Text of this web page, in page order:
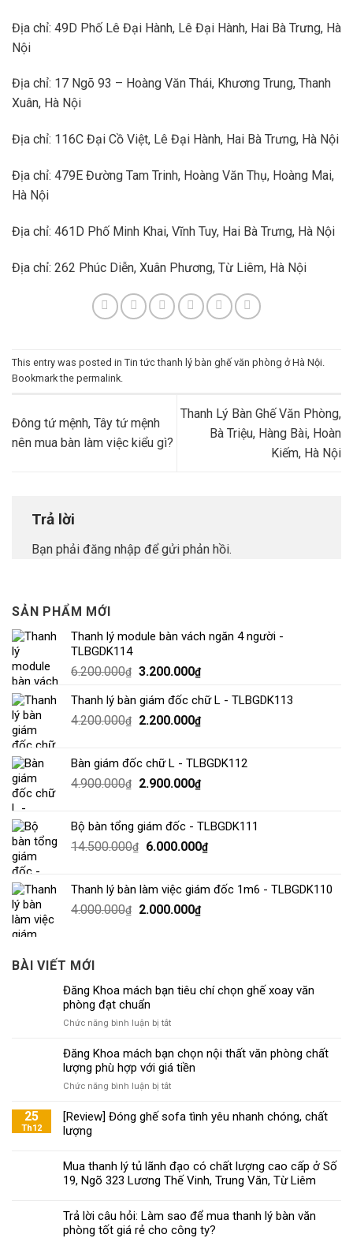
SẢN PHẨM MỚI
Thanh lý module bàn vách ngăn 4 người -
TLBGDK114
6.200.000₫ 3.200.000₫
Thanh lý bàn giám đốc chữ L - TLBGDK113
4.200.000₫ 2.200.000₫
Bàn giám đốc chữ L - TLBGDK112
4.900.000₫ 2.900.000₫
Bộ bàn tổng giám đốc - TLBGDK111
14.500.000₫ 6.000.000₫
Thanh lý bàn làm việc giám đốc 1m6 - TLBGDK110
4.000.000₫ 2.000.000₫
BÀI VIẾT MỚI
Đăng Khoa mách bạn tiêu chí chọn ghế xoay văn
phòng đạt chuẩn
Chức năng bình luận bị tắtở
Khoa
mách
tiêu
chọn
phòng
đạt
Đăng Khoa mách bạn chọn nội thất văn phòng chất
lượng phù hợp với giá tiền
Chức năng bình luận bị tắtở
Khoa
nội
thất
chất
lượng
25
Th12
[Review] Đóng ghế sofa tình yêu nhanh chóng, chất
lượng
Mua thanh lý tủ lãnh đạo có chất lượng cao cấp ở Số
19, Ngõ 323 Lương Thế Vinh, Trung Văn, Từ Liêm
Trả lời câu hỏi: Làm sao để mua thanh lý bàn văn
phòng tốt giá rẻ cho công ty?
Địa chỉ: 49D Phố Lê Đại Hành, Lê Đại Hành, Hai Bà Trưng, Hà
Nội
Địa chỉ: 17 Ngõ 93 – Hoàng Văn Thái, Khương Trung, Thanh
Xuân, Hà Nội
Địa chỉ: 116C Đại Cồ Việt, Lê Đại Hành, Hai Bà Trưng, Hà Nội
Địa chỉ: 479E Đường Tam Trinh, Hoàng Văn Thụ, Hoàng Mai,
Hà Nội
Địa chỉ: 461D Phố Minh Khai, Vĩnh Tuy, Hai Bà Trưng, Hà Nội
Địa chỉ: 262 Phúc Diễn, Xuân Phương, Từ Liêm, Hà Nội
This entry was posted in Tin tức thanh lý bàn ghế văn phòng ở Hà Nội.
Bookmark the permalink.
Đông tứ mệnh, Tây tứ mệnh
nên mua bàn làm việc kiểu gì?
Thanh Lý Bàn Ghế Văn Phòng,
Bà Triệu, Hàng Bài, Hoàn
Kiếm, Hà Nội
Trả lời
Bạn phải đăng nhập để gửi phản hồi.